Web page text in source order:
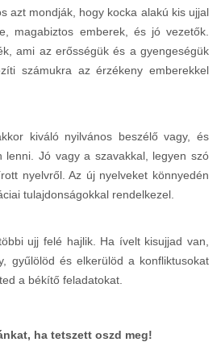
azt mondják, hogy kocka alakú kis ujjal
magabiztos emberek, és jó vezetők.
ami az erősségük és a gyengeségük
számukra az érzékeny emberekkel
kiváló nyilvános beszélő vagy, és
lenni. Jó vagy a szavakkal, legyen szó
nyelvről. Az új nyelveket könnyedén
tulajdonságokkal rendelkezel.
ujj felé hajlik. Ha ívelt kisujjad van,
gyűlölöd és elkerülöd a konfliktusokat
a békítő feladatokat.
ha tetszett oszd meg!